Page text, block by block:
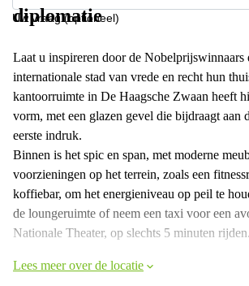
Uw vraag (optioneel)
diplomatie
Laat u inspireren door de Nobelprijswinnaars
internationale stad van vrede en recht hun
kantoorruimte in De Haagsche Zwaan heeft
vorm, met een glazen gevel die bijdraagt aan
eerste indruk.
Binnen is het spic en span, met moderne
voorzieningen op het terrein, zoals een
koffiebar, om het energieniveau op peil te
de loungeruimte of neem een taxi voor een
Nationale Theater, op slechts 5 minuten rijden.
Lees meer over de locatie